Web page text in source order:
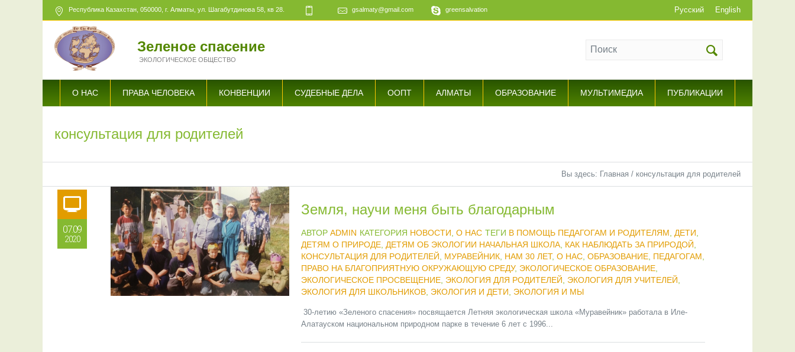
Русский English
Республика Казахстан, 050000, г. Алматы, ул. Шагабутдинова 58, кв 28. gsalmaty@gmail.com greensalvation
Зеленое спасение
ЭКОЛОГИЧЕСКОЕ ОБЩЕСТВО
О НАС ПРАВА ЧЕЛОВЕКА КОНВЕНЦИИ СУДЕБНЫЕ ДЕЛА ООПТ АЛМАТЫ ОБРАЗОВАНИЕ МУЛЬТИМЕДИА ПУБЛИКАЦИИ
консультация для родителей
Вы здесь: Главная / консультация для родителей
07.09
2020
Земля, научи меня быть благодарным
АВТОР ADMIN КАТЕГОРИЯ НОВОСТИ О НАС ТЕГИ В ПОМОЩЬ ПЕДАГОГАМ И РОДИТЕЛЯМ ДЕТИ
ДЕТЯМ О ПРИРОДЕ, ДЕТЯМ ОБ ЭКОЛОГИИ НАЧАЛЬНАЯ ШКОЛА, КАК НАБЛЮДАТЬ ЗА ПРИРОДОЙ
КОНСУЛЬТАЦИЯ ДЛЯ РОДИТЕЛЕЙ
МУРАВЕЙНИК, НАМ 30 ЛЕТ, О НАС, ОБРАЗОВАНИЕ, ПЕДАГОГАМ
ПРАВО НА БЛАГОПРИЯТНУЮ ОКРУЖАЮЩУЮ СРЕДУ, ЭКОЛОГИЧЕСКОЕ ОБРАЗОВАНИЕ,
ЭКОЛОГИЧЕСКОЕ ПРОСВЕЩЕНИЕ, ЭКОЛОГИЯ ДЛЯ РОДИТЕЛЕЙ ЭКОЛОГИЯ ДЛЯ УЧИТЕЛЕЙ
ЭКОЛОГИЯ ДЛЯ ШКОЛЬНИКОВ, ЭКОЛОГИЯ И ДЕТИ ЭКОЛОГИЯ И МЫ
30-летию «Зеленого спасения» посвящается Летняя экологическая школа «Муравейник» работала в Иле-
Алатауском национальном природном парке в течение 6 лет с 1996...